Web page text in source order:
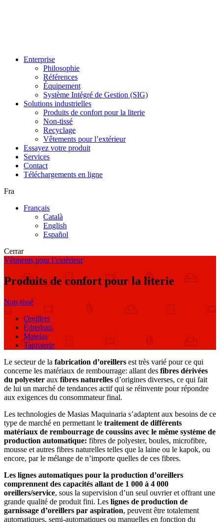
Enterprise
Philosophie
Références
Équipement
Système Intégré de Gestion (SIG)
Solutions industrielles
Produits de confort pour la literie
Non-tissé
Recyclage
Vêtements pour l’extérieur
Essayez votre produit
Services
Contact
Téléchargements en ligne
Fra
Français
Català
English
Español
Cerrar
Vêtments pour l’extérieur
Produits de confort pour la literie
Non-tissé
Oreillers
Édredons
Matelas
Tapisserie
Le secteur de la fabrication d’oreillers est très varié pour ce qui
concerne les matériaux de rembourrage: allant des fibres dérivées
du polyester aux fibres naturelles d’origines diverses, ce qui fait
de lui un marché de tendances actif qui se réinvente pour répondre
aux exigences du consommateur final.
Les technologies de Masias Maquinaria s’adaptent aux besoins de ce
type de marché en permettant le traitement de différents
matériaux de rembourrage de coussins avec le même système de
production automatique: fibres de polyester, boules, microfibre,
mousse et autres fibres naturelles telles que la laine ou le kapok, ou
encore, par le mélange de n’importe quelles de ces fibres.
Les lignes automatiques pour la production d’oreillers
comprennent des capacités allant de 1 000 à 4 000
oreillers/service, sous la supervision d’un seul ouvrier et offrant une
grande qualité de produit fini. Les lignes de production de
garnissage d’oreillers par aspiration, peuvent être totalement
automatiques, semi-automatiques ou manuelles en fonction du